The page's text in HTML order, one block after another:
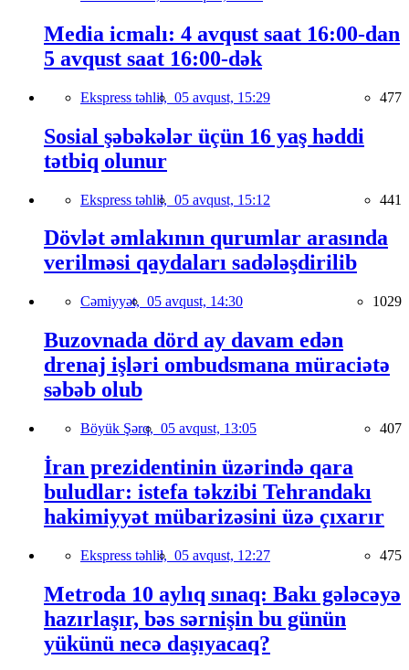
Media icmalı: 4 avqust saat 16:00-dan
5 avqust saat 16:00-dək
Ekspress təhlil, 05 avqust, 15:29 477
Sosial şəbəkələr üçün 16 yaş həddi
tətbiq olunur
Ekspress təhlil, 05 avqust, 15:12 441
Dövlət əmlakının qurumlar arasında
verilməsi qaydaları sadələşdirilib
Cəmiyyət, 05 avqust, 14:30 1029
Buzovnada dörd ay davam edən
drenaj işləri ombudsmana müraciətə
səbəb olub
Böyük Şərq, 05 avqust, 13:05 407
İran prezidentinin üzərində qara
buludlar: istefa təkzibi Tehrandakı
hakimiyyət mübarizəsini üzə çıxarır
Ekspress təhlil, 05 avqust, 12:27 475
Metroda 10 aylıq sınaq: Bakı gələcəyə
hazırlaşır, bəs sərnişin bu günün
yükünü necə daşıyacaq?